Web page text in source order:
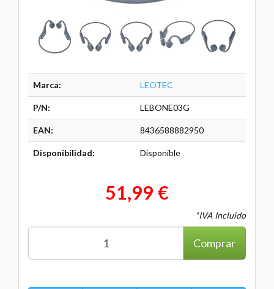
Marca: LEOTEC
P/N: LEBONE03G
EAN: 8436588882950
Disponibilidad: Disponible
51,99 €
*IVA Incluido
Comprar